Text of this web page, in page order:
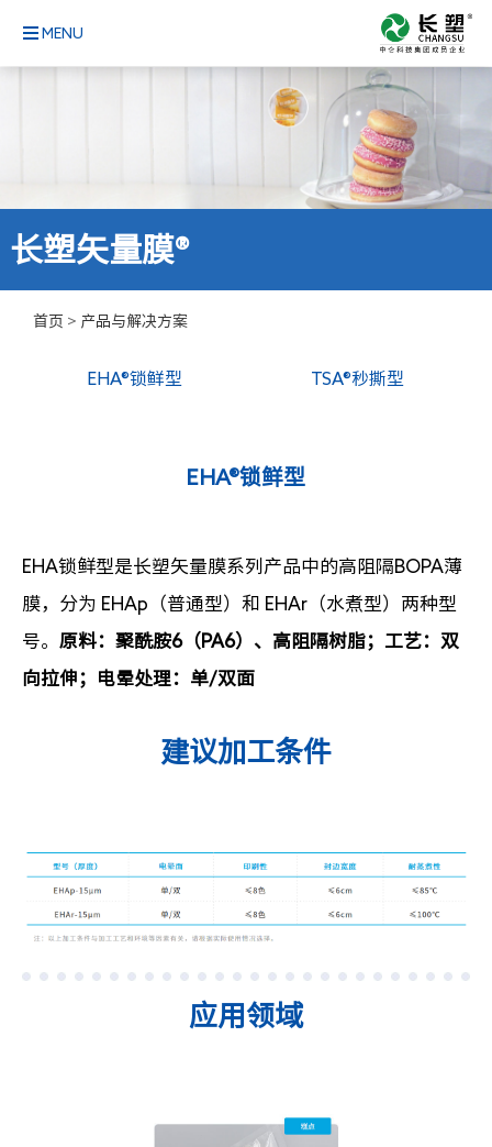
MENU
长塑矢量膜®
首页 > 产品与解决方案
EHA®锁鲜型 TSA®秒撕型
EHA®锁鲜型
EHA锁鲜型是长塑矢量膜系列产品中的高阻隔BOPA薄
膜，分为 EHAp（普通型）和 EHAr（水煮型）两种型
号。 原料：聚酰胺6（PA6）、高阻隔树脂；工艺：双
向拉伸；电晕处理：单/双面
建议加工条件
应用领域